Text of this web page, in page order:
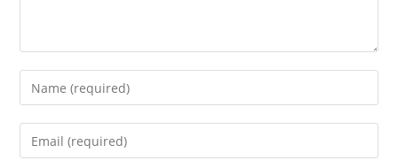
Enter
your
name
Enter
your